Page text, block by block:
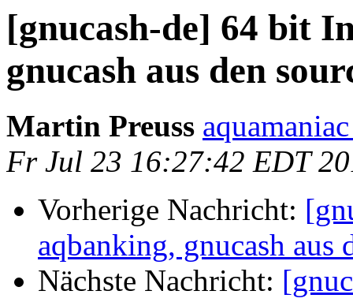
[gnucash-de] 64 bit
gnucash aus den
Martin Preuss
Fr Jul 23 16:27:42 EDT
Vorherige Nachricht:
aqbanking, gnucash aus
Nächste Nachricht: